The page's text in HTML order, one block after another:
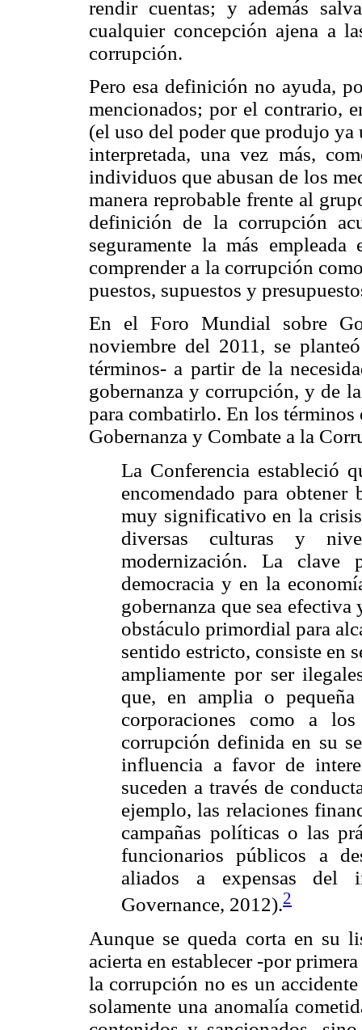
rendir cuentas; y además
cualquier concepción ajena a
corrupción.
Pero esa definición no ayuda,
mencionados; por el contrario,
(el uso del poder que produjo
interpretada, una vez más,
individuos que abusan de los
manera reprobable frente al
definición de la corrupción
seguramente la más
comprender a la corrupción
puestos, supuestos y
En el Foro Mundial sobre
noviembre del 2011, se
términos- a partir de la
gobernanza y corrupción, y de
para combatirlo. En los términos
Gobernanza y Combate a la
La Conferencia estableció
encomendado para
muy significativo en la
diversas culturas y
modernización. La clave
democracia y en la
gobernanza que sea
obstáculo primordial para
sentido estricto, consiste en
ampliamente por ser
que, en amplia o
corporaciones como a
corrupción definida en su
influencia a favor de
suceden a través de
ejemplo, las relaciones
campañas políticas o las
funcionarios públicos a
aliados a expensas del
Governance, 2012).2
Aunque se queda corta en su
acierta en establecer -por
la corrupción no es un
solamente una anomalía